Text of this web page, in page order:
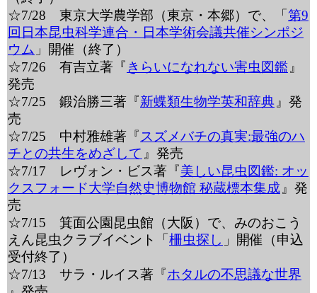
☆7/28 東京大学農学部（東京・本郷）で、「 第9
回日本昆虫科学連合・日本学術会議共催シンポジ
ウム 」開催（終了）
☆7/26 有吉立著『 きらいになれない害虫図鑑 』
発売
☆7/25 鍛治勝三著『新蝶類生物学英和辞典 』発
売
☆7/25 中村雅雄著『 スズメバチの真実:最強のハ
チとの共生をめざして 』発売
☆7/17 レヴォン・ビス著『美しい昆虫図鑑: オッ
クスフォード大学自然史博物館 秘蔵標本集成 』発
売
☆7/15 箕面公園昆虫館（大阪）で、みのおこう
えん昆虫クラブイベント「 柵虫探し 」開催（申込
受付終了）
☆7/13 サラ・ルイス著『ホタルの不思議な世界